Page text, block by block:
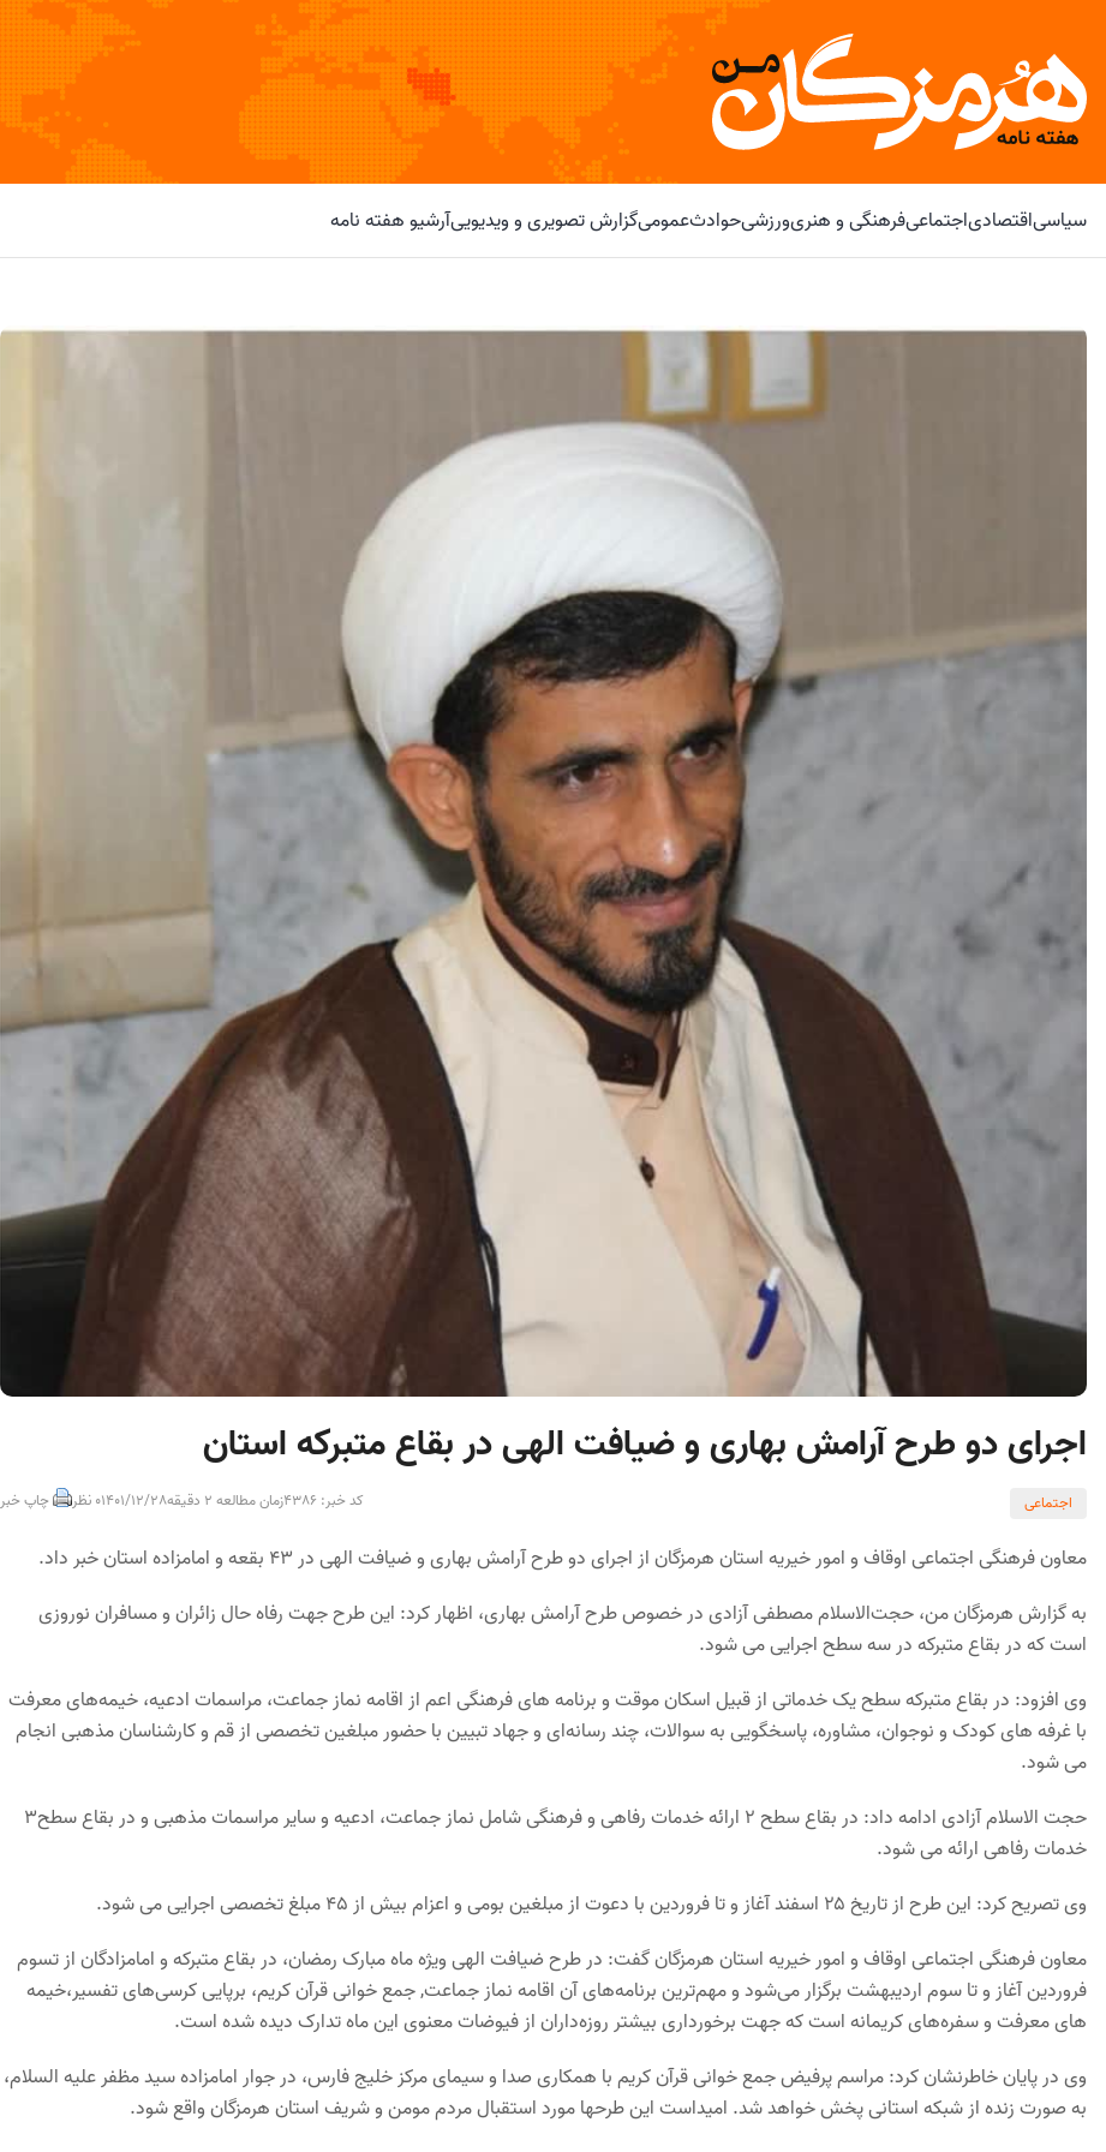
سیاسیاقتصادیاجتماعیفرهنگی و هنریورزشیحوادثعمومیگزارش تصویری و ویدیوییآرشیو هفته نامه
اجرای دو طرح آرامش بهاری و ضیافت الهی در بقاع متبرکه استان
اجتماعی کد خبر: 4386 زمان مطالعه 2 دقیقه 1401/12/280 نظر چاپ خبر
معاون فرهنگی اجتماعی اوقاف و امور خیریه استان هرمزگان از اجرای دو طرح آرامش بهاری و ضیافت الهی در ۴۳ بقعه و امامزاده استان خبر داد.
به گزارش هرمزگان من، حجت‌الاسلام مصطفی آزادی در خصوص طرح آرامش بهاری، اظهار کرد: این طرح جهت رفاه حال زائران و مسافران نوروزی
است که در بقاع متبرکه در سه سطح اجرایی می شود.
وی افزود: در بقاع متبرکه سطح یک خدماتی از قبیل اسکان موقت و برنامه های فرهنگی اعم از اقامه نماز جماعت، مراسمات ادعیه، خیمه‌های معرفت
با غرفه های کودک و نوجوان، مشاوره، پاسخگویی به سوالات، چند رسانه‌ای و جهاد تبیین با حضور مبلغین تخصصی از قم و کارشناسان مذهبی انجام
می شود.
حجت الاسلام آزادی ادامه داد: در بقاع سطح ۲ ارائه خدمات رفاهی و فرهنگی شامل نماز جماعت، ادعیه و سایر مراسمات مذهبی و در بقاع سطح۳
خدمات رفاهی ارائه می شود.
وی تصریح کرد: این طرح از تاریخ ۲۵ اسفند آغاز و تا فروردین با دعوت از مبلغین بومی و اعزام بیش از ۴۵ مبلغ تخصصی اجرایی می شود.
معاون فرهنگی اجتماعی اوقاف و امور خیریه استان هرمزگان گفت: در طرح ضیافت الهی ویژه ماه مبارک رمضان، در بقاع متبرکه و امامزادگان از تسوم
فروردین آغاز و تا سوم اردیبهشت برگزار می‌شود و مهم‌ترین برنامه‌های آن اقامه نماز جماعت, جمع خوانی قرآن کریم، برپایی کرسی‌های تفسیر،خیمه
های معرفت و سفره‌های کریمانه است که جهت برخورداری بیشتر روزه‌داران از فیوضات معنوی این ماه تدارک دیده شده است.
وی در پایان خاطرنشان کرد: مراسم پرفیض جمع خوانی قرآن کریم با همکاری صدا و سیمای مرکز خلیج فارس، در جوار امامزاده سید مظفر علیه السلام،
به صورت زنده از شبکه استانی پخش خواهد شد. امیداست این طرحها مورد استقبال مردم مومن و شریف استان هرمزگان واقع شود.